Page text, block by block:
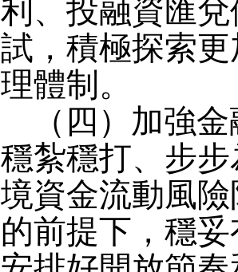
利、投融資匯
試，積極探索
理體制。
（四）加強
穩紮穩打、步
境資金流動風
的前提下，穩